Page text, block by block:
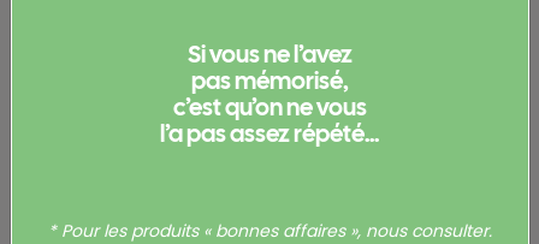
J’accepte de recevoir cette newsletter et je
comprends que je peux me désabonner
Si vous ne l’avez
pas mémorisé,
c’est qu’on ne vous
l’a pas assez répété...
* Pour les produits « bonnes affaires », nous consulter.